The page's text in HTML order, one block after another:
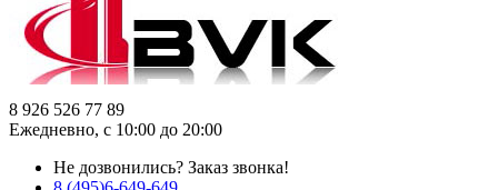
8 926 526 77 89
Ежедневно, с 10:00 до 20:00
Не дозвонились? Заказ звонка!